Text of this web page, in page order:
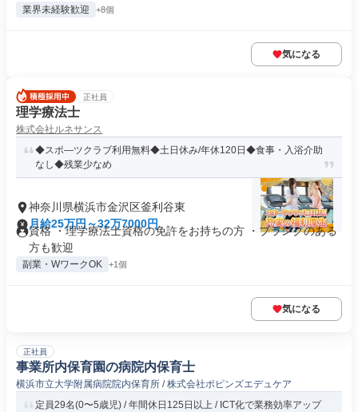
業界未経験歓迎 +8個
気になる
正社員
理学療法士
株式会社ルネサンス
◆スポ―ツクラブ利用無料◆土日休み/年休120日◆食事・入浴介助
なし◆残業少なめ
神奈川県横浜市金沢区釜利谷東
月給25万円～32万7000円
資格 ・理学療法士資格の免許をお持ちの方 ・ブランクのある
方も歓迎
副業・WワークOK +1個
気になる
正社員
事業所内保育園の病院内保育士
横浜市立大学附属病院院内保育所 / 株式会社ポピンズエデュケア
定員29名(0〜5歳児) / 年間休日125日以上 / ICT化で業務効率アップ